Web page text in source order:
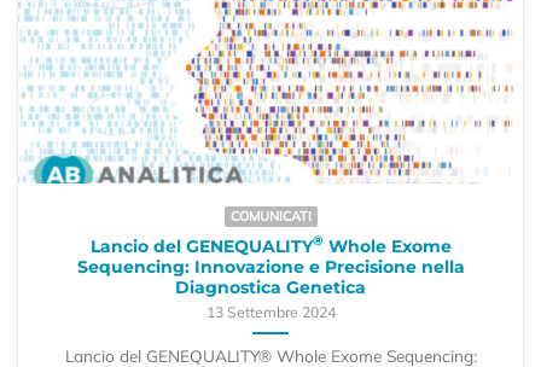
COMUNICATI
Lancio del GENEQUALITY®Whole Exome
Sequencing: Innovazione e Precisione nella
Diagnostica Genetica
13 Settembre 2024
Lancio del GENEQUALITY® Whole Exome Sequencing: